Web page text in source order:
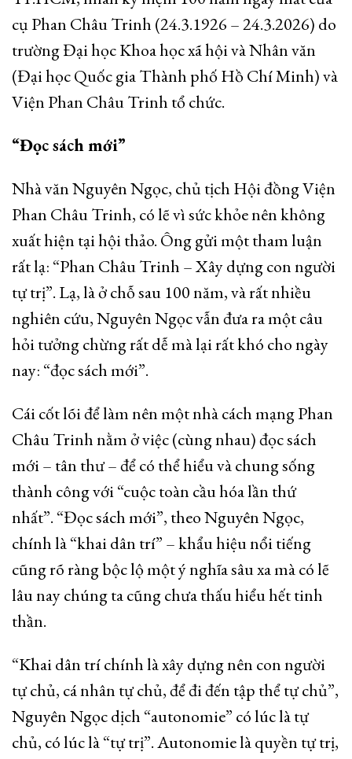
cụ Phan Châu Trinh (24.3.1926 – 24.3.2026) do
trường Đại học Khoa học xã hội và Nhân văn
(Đại học Quốc gia Thành phố Hồ Chí Minh) và
Viện Phan Châu Trinh tổ chức.
“Đọc sách mới”
Nhà văn Nguyên Ngọc, chủ tịch Hội đồng Viện
Phan Châu Trinh, có lẽ vì sức khỏe nên không
xuất hiện tại hội thảo. Ông gửi một tham luận
rất lạ: “Phan Châu Trinh – Xây dựng con người
tự trị”. Lạ, là ở chỗ sau 100 năm, và rất nhiều
nghiên cứu, Nguyên Ngọc vẫn đưa ra một câu
hỏi tưởng chừng rất dễ mà lại rất khó cho ngày
nay: “đọc sách mới”.
Cái cốt lõi để làm nên một nhà cách mạng Phan
Châu Trinh nằm ở việc (cùng nhau) đọc sách
mới – tân thư – để có thể hiểu và chung sống
thành công với “cuộc toàn cầu hóa lần thứ
nhất”. “Đọc sách mới”, theo Nguyên Ngọc,
chính là “khai dân trí” – khẩu hiệu nổi tiếng
cũng rõ ràng bộc lộ một ý nghĩa sâu xa mà có lẽ
lâu nay chúng ta cũng chưa thấu hiểu hết tinh
thần.
“Khai dân trí chính là xây dựng nên con người
tự chủ, cá nhân tự chủ, để đi đến tập thể tự chủ”,
Nguyên Ngọc dịch “autonomie” có lúc là tự
chủ, có lúc là “tự trị”. Autonomie là quyền tự trị,